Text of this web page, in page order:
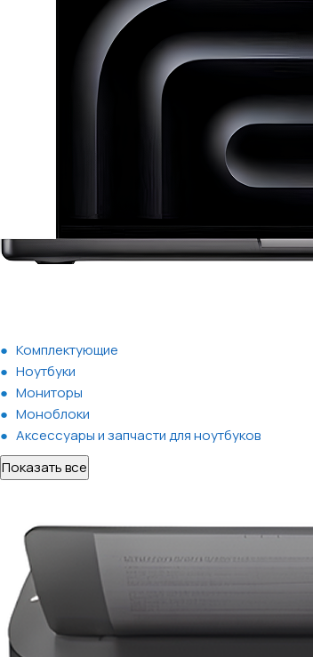
Комплектующие
Ноутбуки
Мониторы
Моноблоки
Аксессуары и запчасти для ноутбуков
Показать все